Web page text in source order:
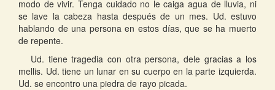
modo de vivir. Tenga cuidado no le caiga agua de lluvia, ni
se lave la cabeza hasta después de un mes. Ud. estuvo
hablando de una persona en estos días, que se ha muerto
de repente.
Ud. tiene tragedia con otra persona, dele gracias a los
mellis. Ud. tiene un lunar en su cuerpo en la parte izquierda.
Ud. se encontro una piedra de rayo picada.